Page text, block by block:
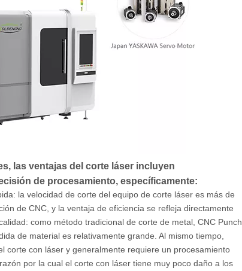
las ventajas del corte láser incluyen
de procesamiento, específicamente:
la velocidad de corte del equipo de corte láser es más de
de CNC, y la ventaja de eficiencia se refleja directamente
como método tradicional de corte de metal, CNC Punch
de material es relativamente grande. Al mismo tiempo,
corte con láser y generalmente requiere un procesamiento
por la cual el corte con láser tiene muy poco daño a los